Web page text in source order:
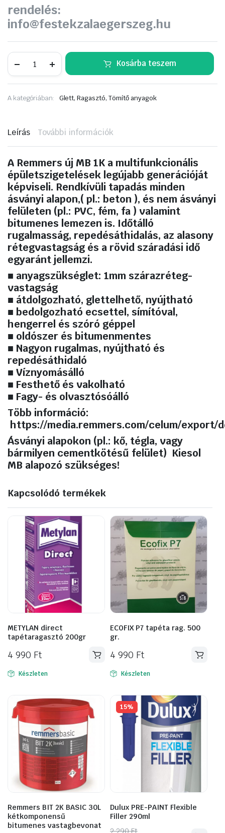
rendelés:
info@festekzalaegerszeg.hu
RAPID
épületszigetelés,
vízszigetelő
mennyiség
Kosárba teszem
A kategóriában: Glett, Ragasztó, Tömítő anyagok
Leírás További információk
A Remmers új MB 1K a multifunkcionális
épületszigetelések legújabb generációját
képviseli. Rendkívüli tapadás minden
ásványi alapon,( pl.: beton ), és nem ásványi
felületen (pl.: PVC, fém, fa ) valamint
bitumenes lemezen is. Időtálló
rugalmasság, repedésáthidalás, az alasony
rétegvastagság és a rövid száradási idő
egyaránt jellemzi.
■ anyagszükséglet: 1mm szárazréteg-
vastagság
■ átdolgozható, glettelhető, nyújtható
■ bedolgozható ecsettel, símítóval,
hengerrel és szóró géppel
■ oldószer és bitumenmentes
■ Nagyon rugalmas, nyújtható és
repedésáthidaló
■ Víznyomásálló
■ Festhető és vakolható
■ Fagy- és olvasztósóálló
Több információ:
https://media.remmers.com/celum/export/
Ásványi alapokon (pl.: kő, tégla, vagy
bármilyen cementkötésű felület) Kiesol
MB alapozó szükséges!
Kapcsolódó termékek
METYLAN direct
tapétaragasztó 200gr
4 990 Ft
Készleten
ECOFIX P7 tapéta rag. 500
gr.
4 990 Ft
Készleten
Remmers BIT 2K BASIC 30L
kétkomponensű
bitumenes vastagbevonat
15%
Dulux PRE-PAINT Flexible
Filler 290ml
2 290Ft